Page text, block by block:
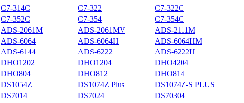
С7-314С С7-322
С7-322С
С7-352С С7-354
С7-354С
ADS-2061M ADS-2061MV
ADS-2111M
ADS-6064 ADS-6064H
ADS-6064HM
ADS-6144 ADS-6222
ADS-6222H
DHO1202 DHO1204
DHO4204
DHO804 DHO812
DHO814
DS1054Z DS1074Z Plus
DS1074Z-S PLUS
DS7014 DS7024
DS70304